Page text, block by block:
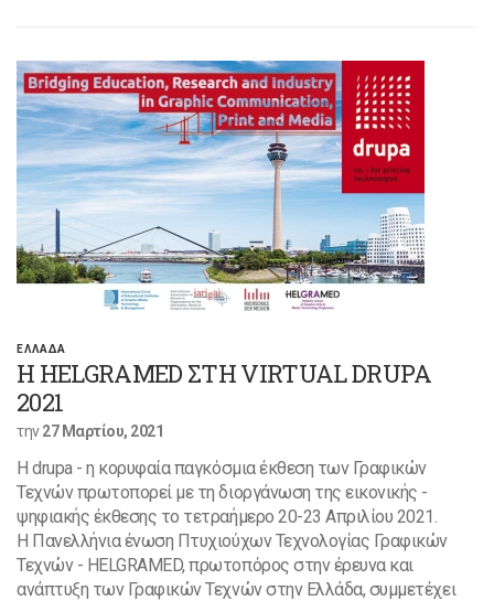
ΕΛΛΑΔΑ
Η HELGRAMED ΣΤΗ VIRTUAL DRUPA
2021
την27 Μαρτίου, 2021
Η drupa - η κορυφαία παγκόσμια έκθεση των Γραφικών
Τεχνών πρωτοπορεί με τη διοργάνωση της εικονικής -
ψηφιακής έκθεσης το τετραήμερο 20-23 Απριλίου 2021.
H Πανελλήνια ένωση Πτυχιούχων Τεχνολογίας Γραφικών
Τεχνών - HELGRAMED, πρωτοπόρος στην έρευνα και
ανάπτυξη των Γραφικών Τεχνών στην Ελλάδα, συμμετέχει